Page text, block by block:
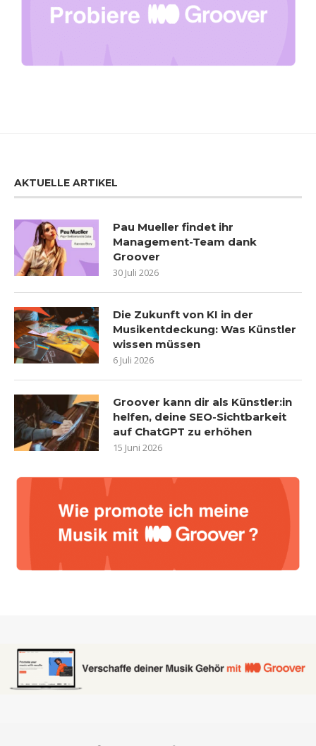
AKTUELLE ARTIKEL
Pau Mueller findet ihr
Management-Team dank
Groover
30 Juli 2026
Die Zukunft von KI in der
Musikentdeckung: Was Künstler
wissen müssen
6 Juli 2026
Groover kann dir als Künstler:in
helfen, deine SEO-Sichtbarkeit
auf ChatGPT zu erhöhen
15 Juni 2026